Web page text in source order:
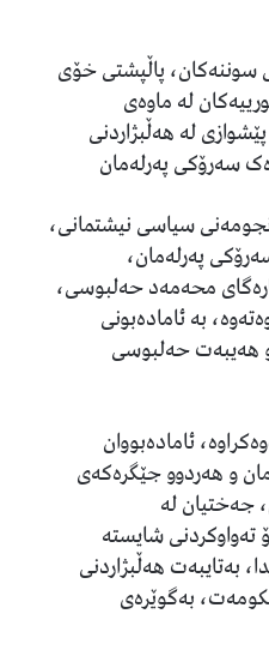
پاڵپشتی خۆی
لە ماوەی
لە هەڵبژاردنی
سەرۆکی پەرلەمان
سیاسی نیشتمانی،
پەرلەمان،
محەمەد حەلبوسی،
بە ئامادەبونی
هەیبەت حەلبوسی
ئامادەبووان
و هەردوو جێگرەکەی
جەختیان لە
تەواوکردنی شایستە
بەتایبەت هەڵبژاردنی
بەگوێرەی